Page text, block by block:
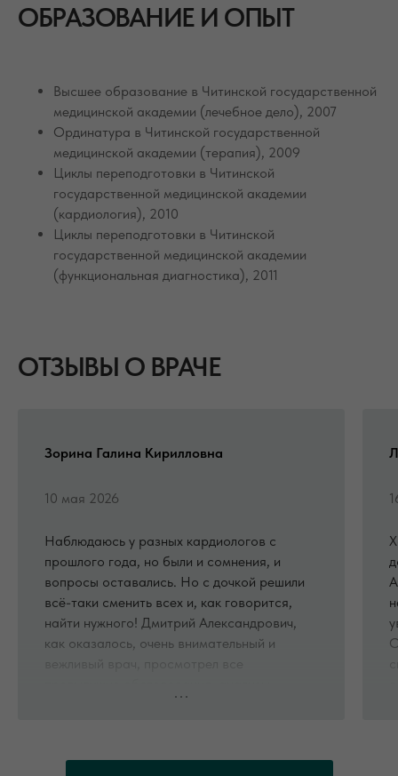
ОБРАЗОВАНИЕ И ОПЫТ
Высшее образование в Читинской государственной
медицинской академии (лечебное дело), 2007
Ординатура в Читинской государственной
медицинской академии (терапия), 2009
Циклы переподготовки в Читинской
государственной медицинской академии
(кардиология), 2010
Циклы переподготовки в Читинской
государственной медицинской академии
(функциональная диагностика), 2011
ОТЗЫВЫ О ВРАЧЕ
Зорина Галина Кирилловна
10 мая 2026
Наблюдаюсь у разных кардиологов с
прошлого года, но были и сомнения, и
вопросы оставались. Но с дочкой решили
всё-таки сменить всех и, как говорится,
найти нужного! Дмитрий Александрович,
как оказалось, очень внимательный и
лечение, провел и назначил дополнительно